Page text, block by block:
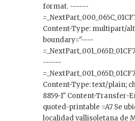
format. ------
Content-Type: multipart/
boundary="----
------
Content-Type: text/plain;
8859-1" Content-Transfer-
quoted-printable =A7 Se
localidad vallisoletana de